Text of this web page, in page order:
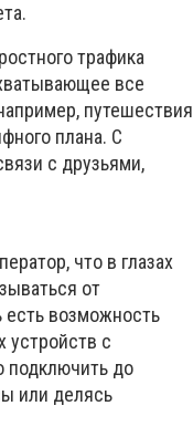
трафика
все
путешествия
плана. С
с друзьями,
что в глазах
от
есть возможность
устройств с
подключить до
или делясь